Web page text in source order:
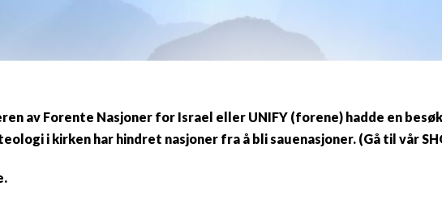
av Forente Nasjoner for Israel eller UNIFY (forene) hadde en
i kirken har hindret nasjoner fra å bli sauenasjoner. (Gå til vår